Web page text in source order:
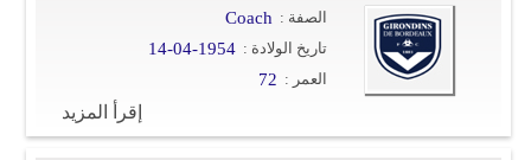
الصفة : Coach
تاريخ الولادة : 14-04-1954
العمر : 72
إقرأ المزيد